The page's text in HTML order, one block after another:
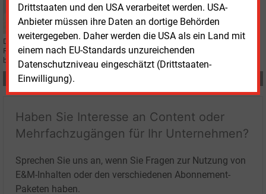
Drittstaaten und den USA verarbeitet werden. USA-
Anbieter müssen ihre Daten an dortige Behörden
weitergegeben. Daher werden die USA als ein Land mit
einem nach EU-Standards unzureichenden
Datenschutzniveau eingeschätzt (Drittstaaten-
Einwilligung).
Schwäbischer Netzbetreiber holt TWL-Netzmanager
Der Verteilnetzbetreiber der Stadt Reutlingen, Fairnetz, hat die
Ruhestandsnachfolge seines Geschäftsführers geregelt: Berufen ist ein
bisheriger Geschäftsführer der TWL Netze.
Teilen:
Haben Sie Interesse an Content oder
Mehrfachzugängen für Ihr Unternehmen?
Sprechen Sie uns an, wenn Sie Fragen zur Nutzung von
E&M-Inhalten oder den verschiedenen Abonnement-
Paketen haben.